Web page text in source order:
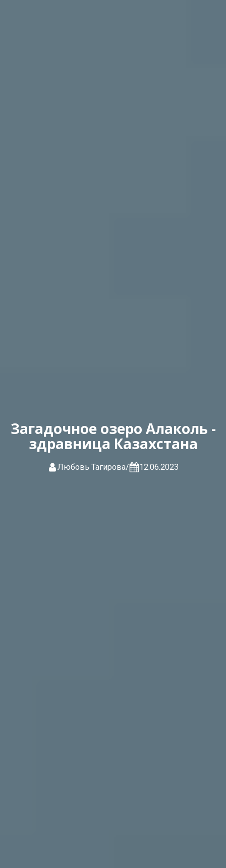
Загадочное озеро Алаколь -
здравница Казахстана
Любовь Тагирова/ 12.06.2023